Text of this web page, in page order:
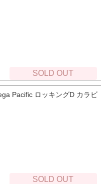
SOLD OUT
Pacific ロッキングD カラビ
SOLD OUT